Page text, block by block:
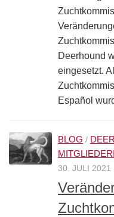
Deerhound
eingesetzt.
Español
BLOG /
30. JULI 2021